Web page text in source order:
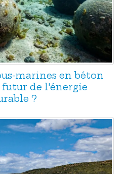
marines en béton
de l'énergie
?